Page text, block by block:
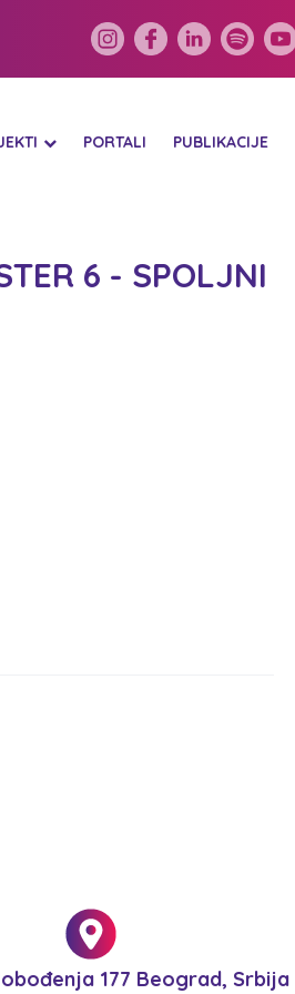
PORTALI PUBLIKACIJE
6 - SPOLJNI
177 Beograd, Srbija